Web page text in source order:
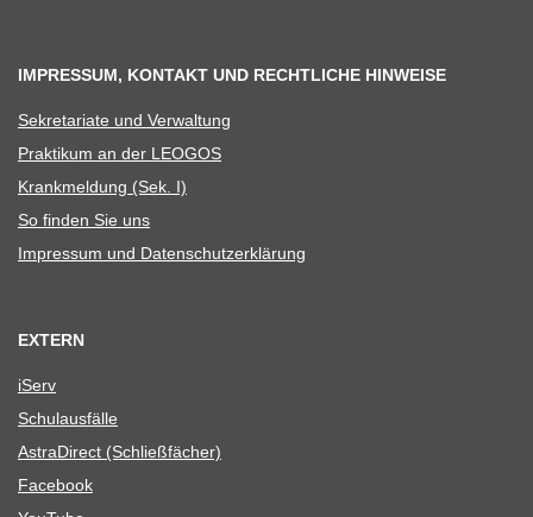
IMPRESSUM, KONTAKT UND RECHTLICHE HINWEISE
Sekre­ta­riate und Verwaltung
Prak­ti­kum an der LEOGOS
Krank­mel­dung (Sek. I)
So fin­den Sie uns
Impres­sum und Datenschutzerklärung
EXTERN
iServ
Schul­aus­fälle
Astra­Di­rect (Schließ­fä­cher)
Face­book